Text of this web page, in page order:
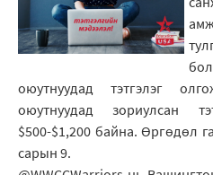
оюутнуудад тэтгэлэг
оюутнуудад зориулсан
$500-$1,200 байна. Өргөдөл
сарын 9.